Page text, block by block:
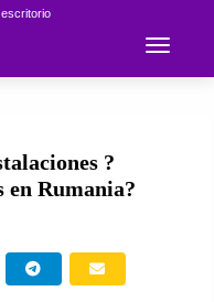
Toggle
?
en Rumania?